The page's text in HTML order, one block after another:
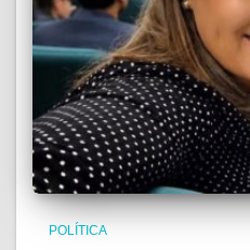
POLÍTICA